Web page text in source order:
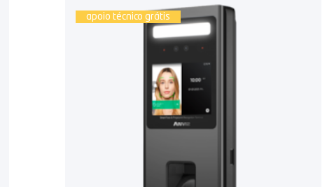
apoio técnico grátis